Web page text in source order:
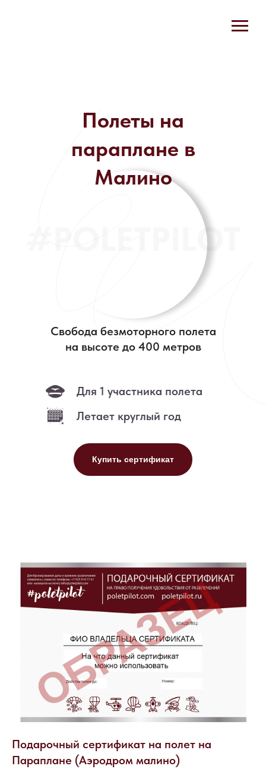
Летает круглый год
Для 1 участника полета
#POLETPILOT
Полеты на
параплане в
Малино
Свобода безмоторного полета
на высоте до 400 метров
Купить сертификат
Подарочный сертификат на полет на
Параплане (Аэродром малино)